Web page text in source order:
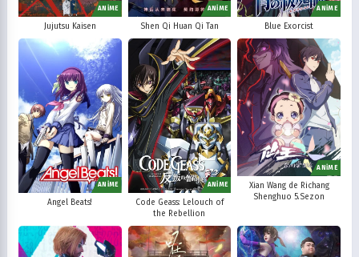
ANİME
Jujutsu Kaisen
ANİME
Shen Qi Huan Qi Tan
ANİME
Blue Exorcist
ANİME
Angel Beats!
ANİME
Code Geass: Lelouch of
the Rebellion
ANİME
Xian Wang de Richang
Shenghuo 5.Sezon